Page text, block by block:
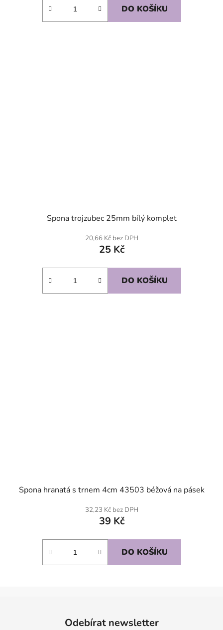
DO KOŠÍKU
Spona trojzubec 25mm bílý komplet
20,66 Kč bez DPH
25 Kč
DO KOŠÍKU
Spona hranatá s trnem 4cm 43503 béžová na pásek
32,23 Kč bez DPH
39 Kč
DO KOŠÍKU
Odebírat newsletter